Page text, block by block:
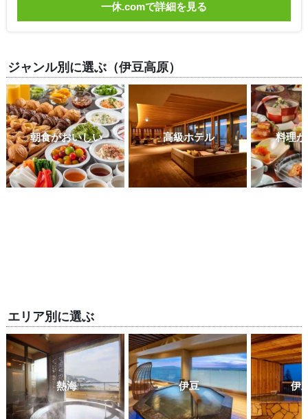
一休.comで詳細を見る
ジャンル別に選ぶ（伊豆高原）
朝食がおいしい 高級ホテル 料理
エリア別に選ぶ
熱海 伊豆 伊